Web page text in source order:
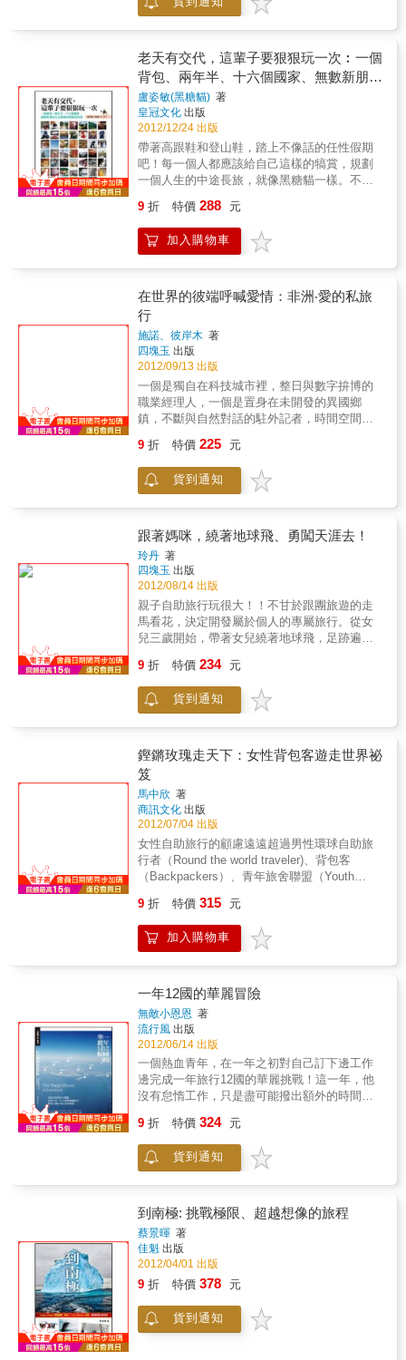
非……我花了半年時間旅行了八國，走過五千
也沒人說我是笨蛋，甚至當初說我是傻瓜的
人，如今都已成為我堅強的後盾。隨著我與自
行車的關係愈發密切，行動範圍或活動範圍、
甚至是與人的羈絆，也遠遠超越了日本或非
洲，往全世界延伸而去。如今，我和自行車已
成為生命共同體。透過自行車，我將不斷挑戰
自己的可能性！本書特色◎首位日本女性以自
行車單獨縱貫非洲！◎以「以自行車將世界串
連起來！」為主題，舉辦過300場以上的演講，
經歷過的旅程充滿無限魅力◎本書特別收錄
老天有交代，這輩子要狠狠玩一次︰一個
背包、兩年半、十六個國家、無數新朋友
以及滿滿的勇氣和回憶
盧姿敏(黑糖貓) 著
皇冠文化 出版
2012/12/24 出版
帶著高跟鞋和登山鞋，踏上不像話的任性假期
吧！每一個人都應該給自己這樣的犒賞，規劃
一個人生的中途長旅，就像黑糖貓一樣。不用
蛋變成家常便飯，馬德里街頭隨處可見便宜的
「品酒課」。想體驗不一樣的，也有西方版
「媽祖遶境」，一邊看美景一邊交朋友，還可
餐；親切的歐吉桑給了一張免費的歌劇院貴賓
席票；更別提還有一個美好的「羅馬假期」。
好奇心是一定要有的，因此走進摩洛哥當地的
澡堂，洗了一個專人服侍的澡，容光煥發任誰
都看得出來你快樂賽神仙。尼泊爾的激流泛舟
也沒錯過，雖然嚇到幾乎屁滾尿流，卻是這趟
長旅最難忘的回憶。從歐洲、美洲到亞洲，許
多人為她加油，許多人成為一生好友，眼界開
了，心也寬闊了！一個人旅行，其實一點也不
寂寞，現在就出發吧！
9 折 特價 288 元
加入購物車
在世界的彼端呼喊愛情：非洲‧愛的私旅
行
施諾、彼岸木 著
四塊玉 出版
2012/09/13 出版
一個是獨自在科技城市裡，整日與數字拚博的
職業經理人，一個是置身在未開發的異國鄉
鎮，不斷與自然對話的駐外記者，時間空間的
步該何去何從？於是，他們決定最後一搏，踏
上原始的非洲國度；清晨，攀上雪山在晨曦
下，喚醒最初的夢想；午後，在河馬背上喝
的舞蹈中、在草原上打滾的小獅子身上，卸下
心防、摘下冷面具，重拾對生命對彼此那一份
深深的感動!!「旅行是生活方式，就如同愛情是
美好旅程」隨著本書的足跡，帶領讀者在馬賽
馬拉的大草原上與獅子辛巴做朋友，在蒙巴薩
古城探訪最恐怖的食人查沃獅，在基蘇木一睹
歐巴馬總統祖母的風采，在馬拉喀什重遊12世
紀的北非雅典，在開普敦與非洲企鵝邂逅，在
人間最後的天堂─塞席爾擁抱銀色海灘…體驗擁
9 折 特價 225 元
貨到通知
跟著媽咪，繞著地球飛、勇闖天涯去！
玲丹 著
四塊玉 出版
2012/08/14 出版
親子自助旅行玩很大！！不甘於跟團旅遊的走
馬看花，決定開發屬於個人的專屬旅行。從女
兒三歲開始，帶著女兒繞著地球飛，足跡遍及
頂的民宿；也曾經飛到南非，和當地居民博感
情；還遠赴蒙古與西伯利亞，和年幼的女兒搭
著長程火車，在火車上和當地人搶用廁所；在
島的樂趣。兒子出生後，自助行成為三人行，
在香港的叮叮車上，還有哺乳的回憶，連老公
也有時加入旅程，成為家庭旅行。天下之大，
世界之廣，對有小孩的家長來說，除了迪士尼
與普吉島之外，親子旅遊絕對有多樣的面貌可
看，是不斷旅行的信念。
9 折 特價 234 元
貨到通知
鏗鏘玫瑰走天下：女性背包客遊走世界祕
笈
馬中欣 著
商訊文化 出版
2012/07/04 出版
女性自助旅行的顧慮遠遠超過男性環球自助旅
行者（Round the world traveler)、背包客
（Backpackers）、青年旅舍聯盟（Youth
者與女性背包客近十年高速成長，歐、美、
亞、非洲地區的全年總和的旅行者其中百分之
七十以上是女性；特別是東方女性背包客，中
助旅行的顧慮遠遠超過男性，特別是貧窮落後
國家普遍存在兩個極端：好的很好，壞的很
壞。女性旅行者千萬記住：第一次的安全絕對
不能代表下一次就能安全，妳的一時安全絕不
是別的女性的全部安全！妳的一次或多次安全
經驗千萬不要到處炫耀，妳會害慘那些聽到妳
述說「妳安全」的女性旅行者！如同自助旅行
者在每一次旅行平安回來時，私下暗地感謝神
明保佑，家人保佑，平安回來。這算是運氣
稍有疏忽，一定要獲取更多資訊，加倍注意安
全才是！安全地區旅行回來當然可以說幾句安
全的話，但非安全地區「平安」回來，千萬不
要說：那裡很安全、當地人對我好得不得了！
這些話正好是一位大陸「美女作家」袁婷婷在
巴基斯坦與阿富汗邊界，因地處偏遠失聯一周
回來之後說的話。妳聽她說她安全，妳就放心
去她去過的那個所謂安全的地方嗎？當然不！
別說是恐怖的巴基斯坦與阿富汗，印度也頗不
好極了，印度好好玩。她們其實才走了幾天印
度，茫然無知，實際印度的騙術、詐術、偷
9 折 特價 315 元
加入購物車
一年12國的華麗冒險
無敵小恩恩 著
流行風 出版
2012/06/14 出版
一個熱血青年，在一年之初對自己訂下邊工作
邊完成一年旅行12國的華麗挑戰！這一年，他
沒有怠惰工作，只是盡可能撥出額外的時間為
許自己能在每一個國家發現這個世界的動人樣
貌；他沒有失信於自己，熱血執著領著他完成
一年12國的出走夢想。工作狀態中完成一年12
卻能很驕傲地回顧這365天不停奔波於機場的日
子。因為這從來都不是金錢與時間的問題，我
們面對的，是自我挑戰與人生學習！
9 折 特價 324 元
貨到通知
到南極: 挑戰極限、超越想像的旅程
蔡景暉 著
佳魁 出版
2012/04/01 出版
9 折 特價 378 元
貨到通知